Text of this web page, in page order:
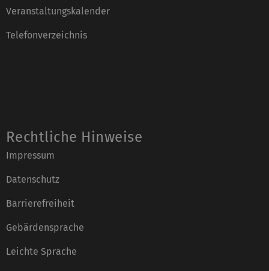
Veranstaltungskalender
Telefonverzeichnis
Rechtliche Hinweise
Impressum
Datenschutz
Barrierefreiheit
Gebärdensprache
Leichte Sprache